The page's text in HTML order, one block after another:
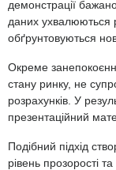
демонстрації
даних ухвалюються
обґрунтовуються
Окреме
стану ринку, не
розрахунків. У
презентаційний
Подібний підхід
рівень прозорості